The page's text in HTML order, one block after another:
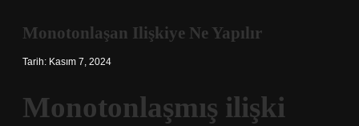
Monotonlaşan Ilişkiye Ne Yapılır
Tarih: Kasım 7, 2024
Monotonlaşmış ilişki